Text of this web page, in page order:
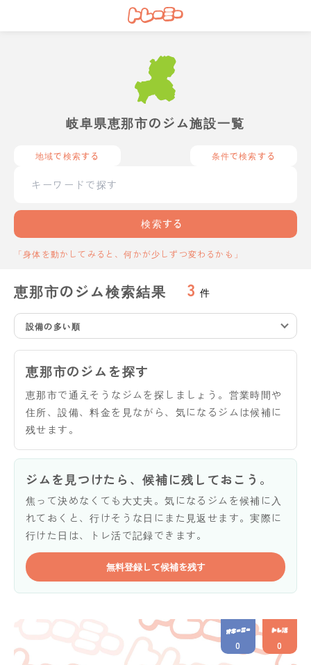
岐阜県恵那市のジム施設一覧
地域で検索する 条件で検索する
検索する
「身体を動かしてみると、何かが少しずつ変わるかも」
恵那市のジム検索結果 3 件
設備の多い順
恵那市のジムを探す
恵那市で通えそうなジムを探しましょう。営業時間や
住所、設備、料金を見ながら、気になるジムは候補に
残せます。
ジムを見つけたら、候補に残しておこう。
焦って決めなくても大丈夫。気になるジムを候補に入
れておくと、行けそうな日にまた見返せます。実際に
行けた日は、トレ活で記録できます。
無料登録して候補を残す
0 0